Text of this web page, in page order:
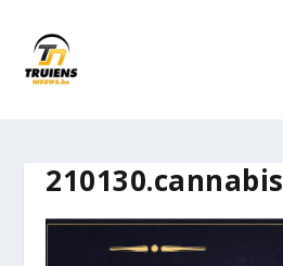
210130.cannabis